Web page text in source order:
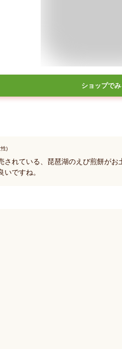
ショップでみ
性)
されている、琵琶湖のえび煎餅が
いですね。